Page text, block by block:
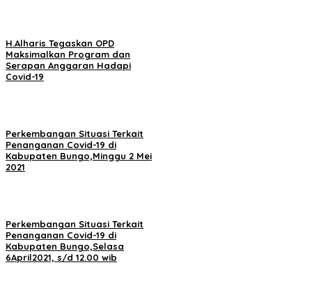
H.Alharis Tegaskan OPD
Maksimalkan Program dan
Serapan Anggaran Hadapi
Covid-19
Perkembangan Situasi Terkait
Penanganan Covid-19 di
Kabupaten Bungo,Minggu 2 Mei
2021
Perkembangan Situasi Terkait
Penanganan Covid-19 di
Kabupaten Bungo,Selasa
6April2021, s/d 12.00 wib